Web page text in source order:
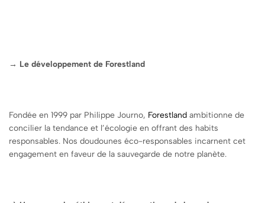
→ Le développement de Forestland
Fondée en 1999 par Philippe Journo, Forestland ambitionne de
concilier la tendance et l’écologie en offrant des habits
responsables. Nos doudounes éco-responsables incarnent cet
engagement en faveur de la sauvegarde de notre planète.